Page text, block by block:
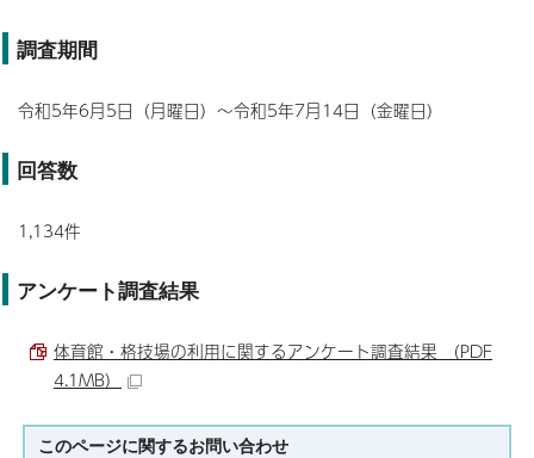
調査期間
令和5年6月5日（月曜日）～令和5年7月14日（金曜日）
回答数
1,134件
アンケート調査結果
体育館・格技場の利用に関するアンケート調査結果 （PDF
4.1MB）
このページに関するお問い合わせ